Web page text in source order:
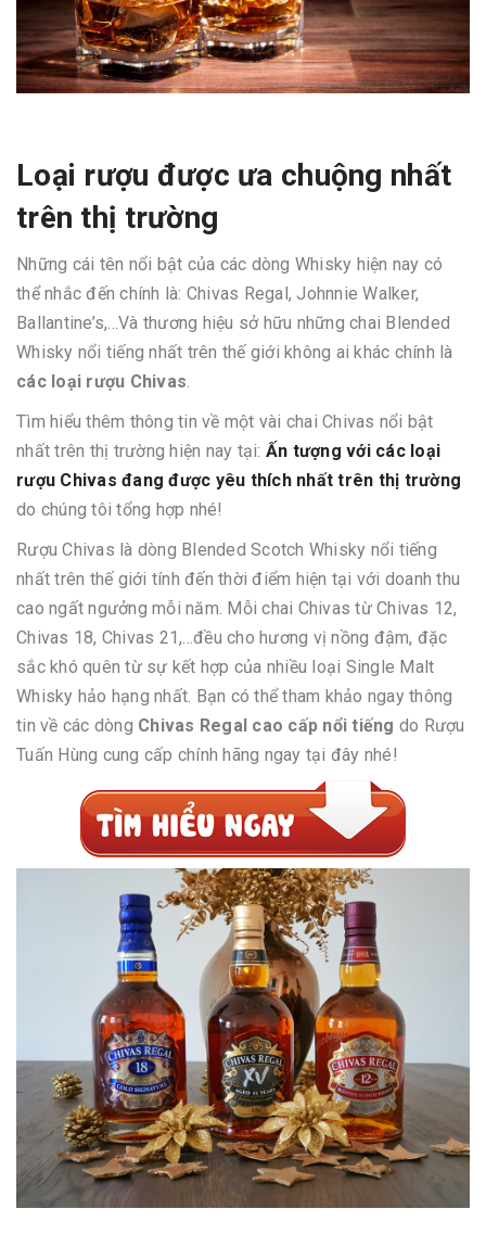
Loại rượu được ưa chuộng nhất
trên thị trường
Những cái tên nổi bật của các dòng Whisky hiện nay có
thể nhắc đến chính là: Chivas Regal, Johnnie Walker,
Ballantine’s,...Và thương hiệu sở hữu những chai Blended
Whisky nổi tiếng nhất trên thế giới không ai khác chính là
các loại rượu Chivas.
Tìm hiểu thêm thông tin về một vài chai Chivas nổi bật
nhất trên thị trường hiện nay tại: Ấn tượng với các loại
rượu Chivas đang được yêu thích nhất trên thị trường
do chúng tôi tổng hợp nhé!
Rượu Chivas là dòng Blended Scotch Whisky nổi tiếng
nhất trên thế giới tính đến thời điểm hiện tại với doanh thu
cao ngất ngưởng mỗi năm. Mỗi chai Chivas từ Chivas 12,
Chivas 18, Chivas 21,...đều cho hương vị nồng đậm, đặc
sắc khó quên từ sự kết hợp của nhiều loại Single Malt
Whisky hảo hạng nhất. Bạn có thể tham khảo ngay thông
tin về các dòng Chivas Regal cao cấp nổi tiếng do Rượu
Tuấn Hùng cung cấp chính hãng ngay tại đây nhé!